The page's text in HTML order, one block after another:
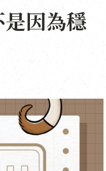
因為穩